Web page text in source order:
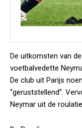
De uitkomsten van
voetbalvedette
De club uit Parijs
“geruststellend”.
Neymar uit de